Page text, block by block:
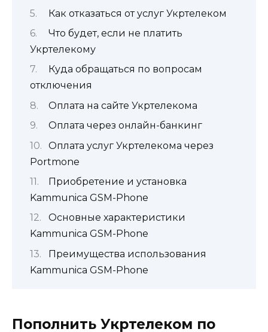
Как отказаться от услуг Укртелеком
Что будет, если не платить
Укртелекому
Куда обращаться по вопросам
отключения
Оплата на сайте Укртелекома
Оплата через онлайн-банкинг
Оплата услуг Укртелекома через
Portmone
Приобретение и установка
Kammunica GSM-Phone
Основные характеристики
Kammunica GSM-Phone
Преимущества использования
Kammunica GSM-Phone
Пополнить Укртелеком по